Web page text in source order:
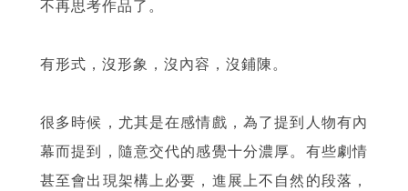
不再思考作品了。
有形式，沒形象，沒內容，沒鋪陳。
很多時候，尤其是在感情戲，為了提到人物有內
幕而提到，隨意交代的感覺十分濃厚。有些劇情
甚至會出現架構上必要，進展上不自然的段落，